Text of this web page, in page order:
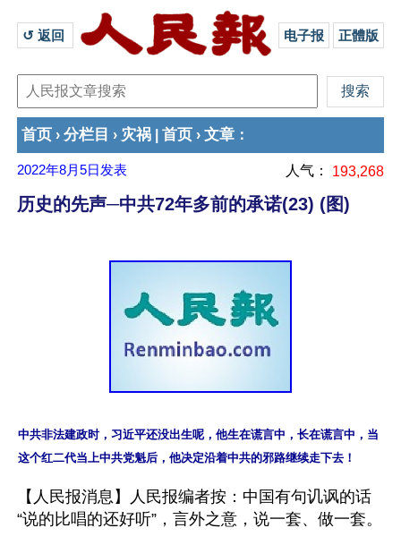
↺ 返回 电子报 正體版
首页 › 分栏目 › 灾祸 首页 › 文章 ：
2022年8月5日 发表 人气： 193,268
历史的先声─中共72年多前的承诺(23) (图)
中共非法建政时，习近平还没出生呢，他生在谎言中，长在谎言中，当
这个红二代当上中共党魁后，他决定沿着中共的邪路继续走下去！
【人民报消息】人民报编者按：中国有句讥讽的话
“说的比唱的还好听”，言外之意，说一套、做一套。